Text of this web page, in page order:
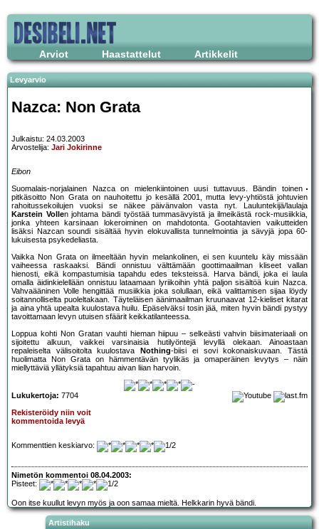
Arviot Haastattelut Artikkelit
Levyarvio
Nazca: Non Grata
Julkaistu: 24.03.2003
Arvostelija: Jari Jokirinne
Eibon
Suomalais-norjalainen Nazca on mielenkiintoinen uusi tuttavuus. Bändin toinen
pitkäsoitto Non Grata on nauhoitettu jo kesällä 2001, mutta levy-yhtiöstä johtuvien
rahoitussekoilujen vuoksi se näkee päivänvalon vasta nyt. Lauluntekijä/laulaja
Karstein Vollen johtama bändi työstää tummasävyistä ja ilmeikästä rock-musiikkia,
jonka yhteen karsinaan lokeroiminen on mahdotonta. Gootahtavien vaikutteiden
lisäksi Nazcan soundi sisältää hyvin elokuvallista tunnelmointia ja sävyjä jopa 60-
lukuisesta psykedeliasta.
Vaikka Non Grata on ilmeeltään hyvin melankolinen, ei sen kuuntelu käy missään
vaiheessa raskaaksi. Bändi onnistuu välttämään goottimaailman kliseet vallan
hienosti, eikä kompastumisia tapahdu edes teksteissä. Harva bändi, joka ei laula
omalla äidinkielellään onnistuu lataamaan lyriikoihin yhtä paljon sisältöä kuin Nazca.
Vahvaääninen Volle hengittää musiikkia joka solullaan, eikä valittamisen sijaa löydy
soitannolliselta puoleltakaan. Täyteläisen äänimaailman kruunaavat 12-kieliset kitarat
ja aina yhtä upealta kuulostava huilu. Epäselväksi tosin jää, miten hyvin bändi pystyy
tavoittamaan levyn utuisen sfäärit keikkatilanteessa.
Loppua kohti Non Gratan vauhti hieman hiipuu – selkeästi vahvin biisimateriaali on
sijoitettu alkuun, vaikkei varsinaisia hutilyöntejä levyllä olekaan. Ainoastaan
repaleiselta välisoitolta kuulostava
Nothing-biisi ei sovi kokonaiskuvaan. Tästä
huolimatta Non Grata on hämmentävän tyylikäs ja omaperäinen levytys – näin
miellyttäviä yllätyksiä tapahtuu aivan liian harvoin.
Lukukertoja: 7704
Rekisteröidy niin voit
kommentoida levyä
Kommenttien keskiarvo:
Nimetön kommentoi 08.04.2003:
Pisteet:
Oon itse kuullut levyn myös ja oon samaa mieltä. Helkkarin hyvä bändi.
Artistihaku